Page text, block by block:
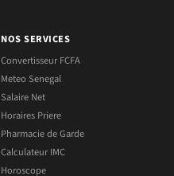
NOS SERVICES
Convertisseur FCFA
Meteo Senegal
Salaire Net
Horaires Priere
Pharmacie de Garde
Calculateur IMC
Horoscope